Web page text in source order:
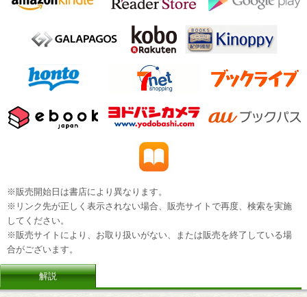
※販売開始日は書店により異なります。
※リンク先が正しく表示されない場合、販売サイトで再度、検索を実施
してください。
※販売サイトにより、お取り扱いがない、または販売を終了している場
合がございます。
解説